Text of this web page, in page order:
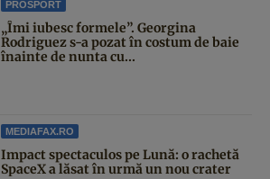
PROSPORT
„Îmi iubesc formele”. Georgina
Rodriguez s-a pozat în costum de baie
înainte de nunta cu...
MEDIAFAX.RO
Impact spectaculos pe Lună: o rachetă
SpaceX a lăsat în urmă un nou crater